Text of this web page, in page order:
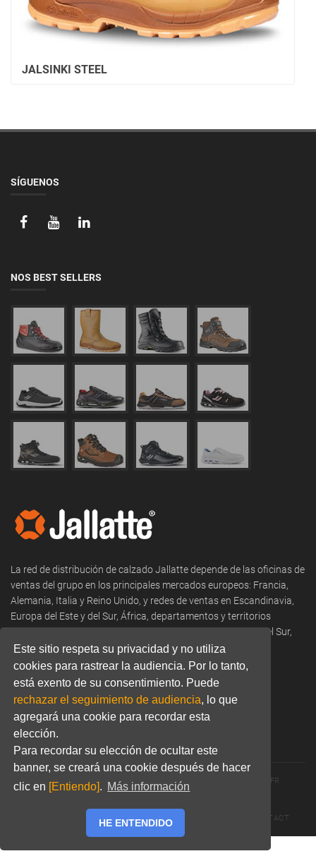
Este sitio respeta su privacidad y no utiliza
cookies para rastrear la audiencia. Por lo tanto,
está exento de su consentimiento. Puede
rechazar el seguimiento de audiencia, lo que
agregará una cookie para recordar esta
elección.
Para recordar su elección de ocultar este
banner, se creará una cookie después de hacer
clic en [Entiendo]. Más información
HE ENTENDIDO
JALSINKI STEEL
SÍGUENOS
NOS BEST SELLERS
La red de distribución de calzado Jallatte depende de las oficinas de
ventas del grupo en los principales mercados europeos: Francia,
Alemania, Italia y Reino Unido, y redes de ventas en Escandinavia,
Europa del Este y del Sur, África, departamentos y territorios
franceses de ultramar, Oriente Medio, América del Norte y del Sur,
Asia y Oceanía.
Phone: +33 466 806 300
Email:commercial@jallatte.fr
Website:www.jallatte.fr
© 2026 JALLATTE - ALL RIGHTS RESERVED WWW.JALLATTE.FR
POLITIQUE DE CONFIDENTIALITÉ
CONTACT